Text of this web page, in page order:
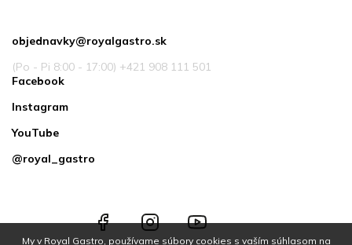
My v Royal Gastro, používame súbory cookies s vaším súhlasom na
objednavky@royalgastro.sk
(Po - Pi 8:00 - 17:00) +421 908 111 501
Facebook
Instagram
YouTube
@royal_gastro
FacebookInstagramYouTube